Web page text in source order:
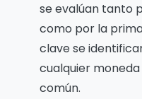
se evalúan tanto
como por la
clave se
cualquier
común.